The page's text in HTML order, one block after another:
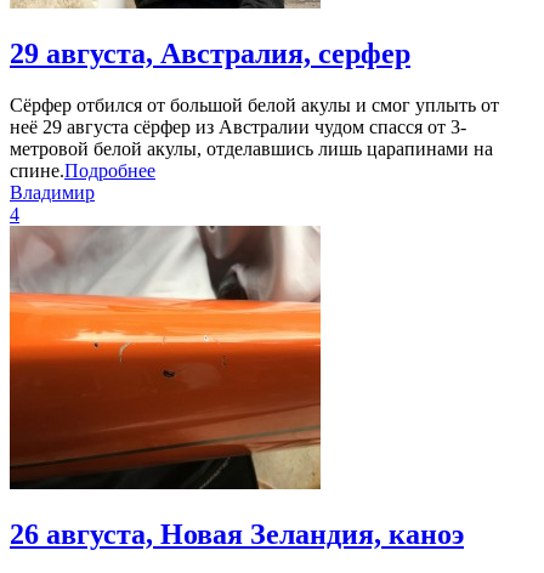
29 августа, Австралия, серфер
Сёрфер отбился от большой белой акулы и смог уплыть от
неё 29 августа сёрфер из Австралии чудом спасся от 3-
метровой белой акулы, отделавшись лишь царапинами на
спине.Подробнее
Владимир
4
26 августа, Новая Зеландия, каноэ